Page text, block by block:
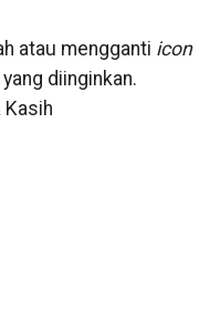
atau mengganti icon
diinginkan.
Kasih